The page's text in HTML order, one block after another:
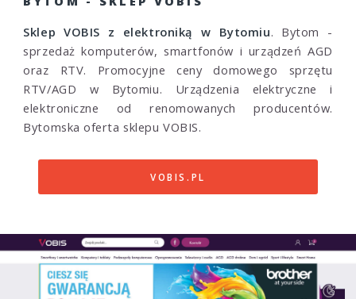
Sklep VOBIS z elektroniką w Bytomiu. Bytom -
sprzedaż komputerów, smartfonów i urządzeń AGD
oraz RTV. Promocyjne ceny domowego sprzętu
RTV/AGD w Bytomiu. Urządzenia elektryczne i
elektroniczne od renomowanych producentów.
Bytomska oferta sklepu VOBIS.
VOBIS.PL